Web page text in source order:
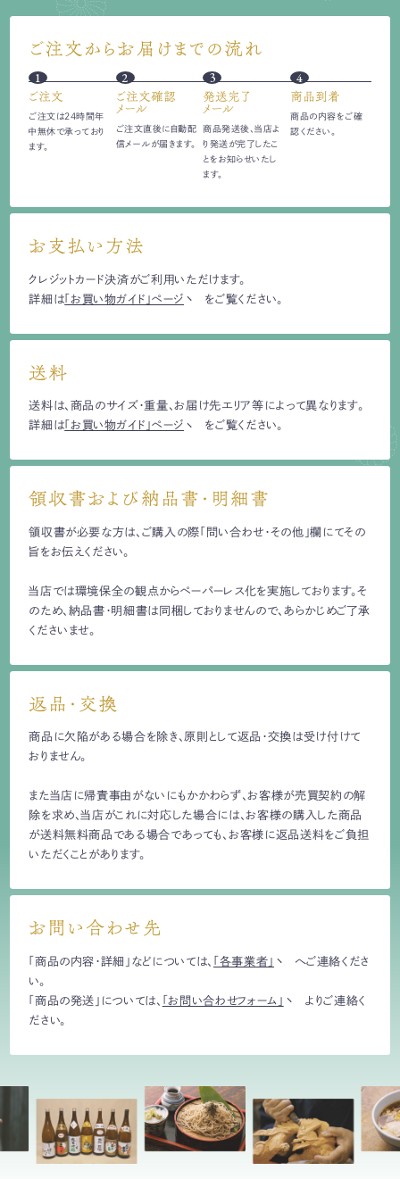
ご注文からお届けまでの流れ
1
ご注文
ご注文は24時間年
中無休で承っており
ます。
2
ご注文確認
メール
ご注文直後に自動配
信メールが届きます。
3
発送完了
メール
商品発送後、当店よ
り発送が完了したこ
とをお知らせいたし
ます。
4
商品到着
商品の内容をご確
認ください。
お支払い方法
クレジットカード決済がご利用いただけます。
詳細は「お買い物ガイド」ページ をご覧ください。
送料
送料は、商品のサイズ・重量、お届け先エリア等によって異なります。
詳細は 「お買い物ガイド」ページ をご覧ください。
領収書および納品書・明細書
領収書が必要な方は、ご購入の際「問い合わせ・その他」欄にてその
旨をお伝えください。
当店では環境保全の観点からペーパーレス化を実施しております。そ
のため、納品書・明細書は同梱しておりませんので、あらかじめご了承
くださいませ。
返品・交換
商品に欠陥がある場合を除き、原則として返品・交換は受け付けて
おりません。
また当店に帰責事由がないにもかかわらず、お客様が売買契約の解
除を求め、当店がこれに対応した場合には、お客様の購入した商品
が送料無料商品である場合であっても、お客様に返品送料をご負担
いただくことがあります。
お問い合わせ先
「商品の内容・詳細」などについては、 「各事業者」
へご連絡くださ
い。
「商品の発送」については、 「お問い合わせフォーム」
よりご連絡く
ださい。